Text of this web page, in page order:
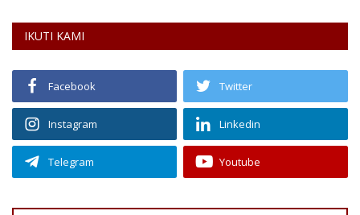
IKUTI KAMI
Facebook Twitter
Instagram Linkedin
Telegram Youtube